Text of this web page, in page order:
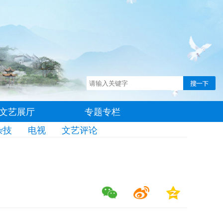
艺展厅
专题专栏
技
电视 文艺评论